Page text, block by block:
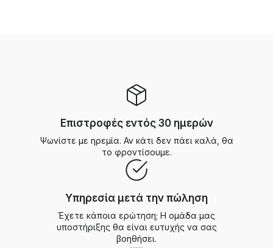
Επιστροφές εντός 30 ημερών
Ψωνίστε με ηρεμία. Αν κάτι δεν πάει καλά, θα
το φροντίσουμε.
Υπηρεσία μετά την πώληση
Έχετε κάποια ερώτηση; Η ομάδα μας
υποστήριξης θα είναι ευτυχής να σας
βοηθήσει.